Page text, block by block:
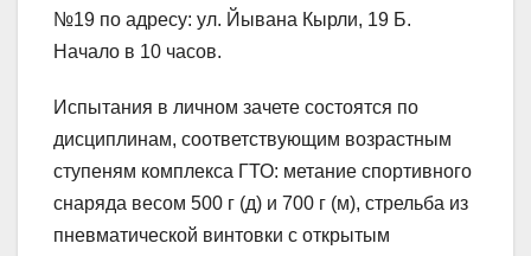
№19 по адресу: ул. Йывана Кырли, 19 Б.
Начало в 10 часов.
Испытания в личном зачете состоятся по
дисциплинам, соответствующим возрастным
ступеням комплекса ГТО: метание спортивного
снаряда весом 500 г (д) и 700 г (м), стрельба из
пневматической винтовки с открытым